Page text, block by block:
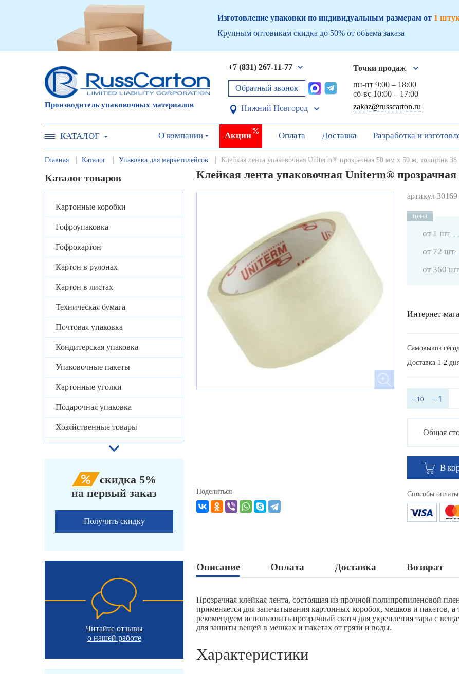
Изготовление упаковки по индивидуальным размерам от 1
Крупным оптовикам скидка до 50% от объема заказа
Производитель упаковочных материалов
+7 (831) 267-11-77
Обратный звонок
Нижний Новгород
Точки продаж
пн-пт 9:00 – 18:00
сб-вс 10:00 – 17:00
zakaz@russcarton.ru
КАТАЛОГ О компании Акции Оплата Доставка Разработка и
Главная Каталог Упаковка для маркетплейсов Клейкая лента упаковочная Uniterm® прозрачная 50 мм х 50 м, толщина
Каталог товаров
Картонные коробки
Гофроупаковка
Гофрокартон
Картон в рулонах
Картон в листах
Техническая бумага
Почтовая упаковка
Кондитерская упаковка
Упаковочные пакеты
Картонные уголки
Подарочная упаковка
Хозяйственные товары
скидка 5%
на первый заказ
Получить скидку
Читайте отзывы
о нашей работе
Клейкая лента упаковочная Uniterm®
артикул 30169
цена
от 1 шт
от 72 шт
от 360 шт
Интернет-
Самовывоз
Доставка 1-2
Общая
В
Поделиться Способы оплаты
Описание Оплата Доставка Возврат
Прозрачная клейкая лента, состоящая из прочной полипропиленовой
применяется для запечатывания картонных коробок, мешков и пакетов,
рекомендуем использовать прозрачный скотч для укрепления тары с
для защиты вещей в мешках и пакетах от грязи и воды.
Характеристики